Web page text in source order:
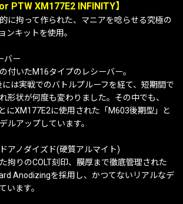
PTW XM177E2 INFINITY】
に拘って作られた、マニアを唸らせる究極の
ンキットを使用。
バー
付いたM16タイプのレシーバー。
は実戦でのバトルプルーフを経て、短期間で
形状が何度も変わりました。その中でも、
にXM177E2に使用された「M603後期型」と
ルアップしています。
アノダイズド(硬質アルマイト)
拘りのCOLT刻印、膜厚まで徹底管理された
Anodizingを採用し、かつてないリアルなデ
います。